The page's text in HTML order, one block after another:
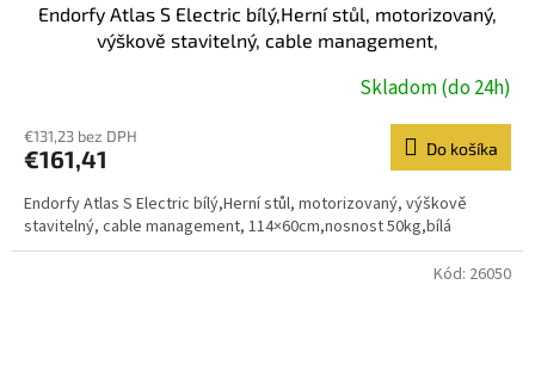
Endorfy Atlas S Electric bílý,Herní stůl, motorizovaný,
výškově stavitelný, cable management,
Skladom (do 24h)
€131,23 bez DPH
€161,41 Do košíka
Endorfy Atlas S Electric bílý,Herní stůl, motorizovaný, výškově
stavitelný, cable management, 114×60cm,nosnost 50kg,bílá
Kód: 26050